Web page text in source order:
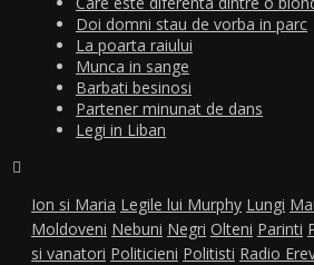
Doi domni stau de vorba in parc
La poarta raiului
Munca in sange
Barbati besinosi
Partener minunat de dans
Legi in Liban
Ion si Maria Legile lui Murphy Lungi
Moldoveni Nebuni Negri Olteni Parinti
si vanatori Politicieni Politisti Radio